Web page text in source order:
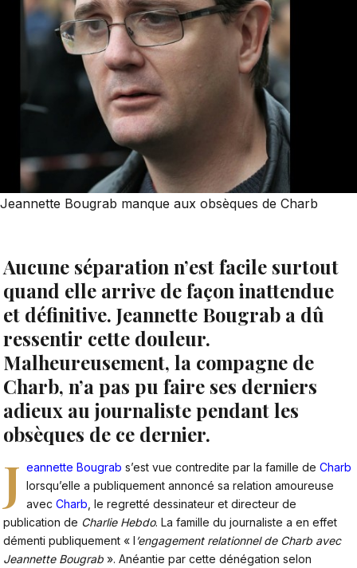
Jeannette Bougrab manque aux obsèques de Charb
Aucune séparation n’est facile surtout
quand elle arrive de façon inattendue
et définitive. Jeannette Bougrab a dû
ressentir cette douleur.
Malheureusement, la compagne de
Charb, n’a pas pu faire ses derniers
adieux au journaliste pendant les
obsèques de ce dernier.
J eannette Bougrab s’est vue contredite par la famille deCharb
lorsqu’elle a publiquement annoncé sa relation amoureuse
avecCharb , le regretté dessinateur et directeur de
publication de Charlie Hebdo. La famille du journaliste a en effet
démenti publiquement « l’engagement relationnel de Charb avec
Jeannette Bougrab ». Anéantie par cette dénégation selon